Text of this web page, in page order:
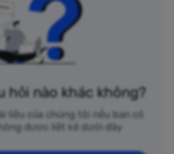
hỏi nào khác không?
liệu của chúng tôi nếu bạn có
được liệt kê dưới đây